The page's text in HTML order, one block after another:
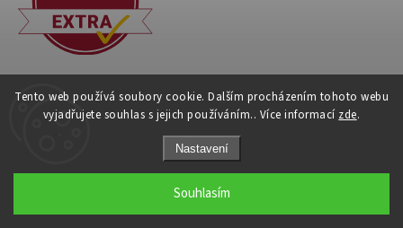
Tento web používá soubory cookie. Dalším procházením tohoto webu
vyjadřujete souhlas s jejich používáním.. Více informací zde.
Nastavení
Souhlasím